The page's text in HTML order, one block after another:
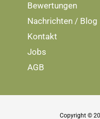
Bewertungen
Nachrichten / Blog
Kontakt
Jobs
AGB
Copyright ©